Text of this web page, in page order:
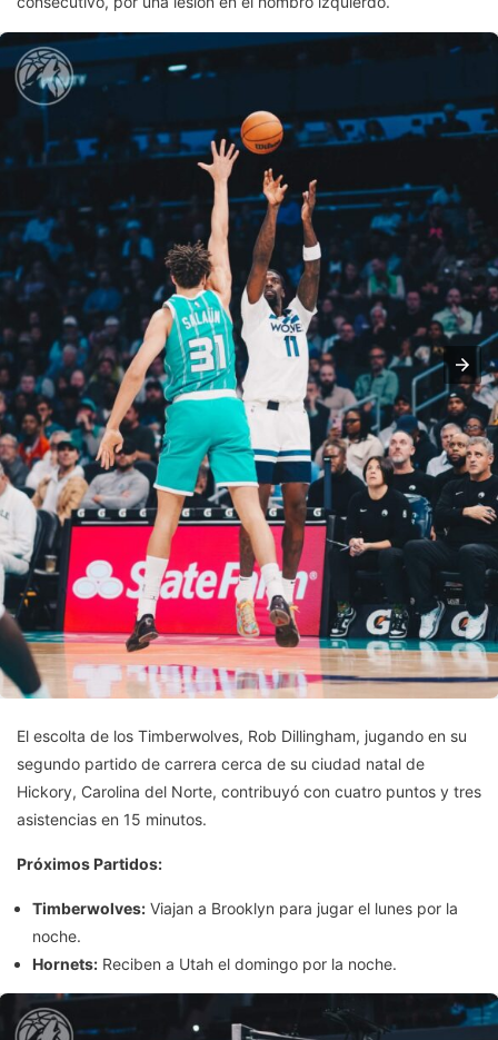
El escolta de los Timberwolves, Rob Dillingham, jugando en su
segundo partido de carrera cerca de su ciudad natal de
Hickory, Carolina del Norte, contribuyó con cuatro puntos y tres
asistencias en 15 minutos.
Próximos Partidos:
Timberwolves: Viajan a Brooklyn para jugar el lunes por la
noche.
Hornets: Reciben a Utah el domingo por la noche.